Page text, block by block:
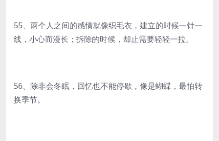
55、两个人之间的感情就像织毛衣，建立的时候一针一
线，小心而漫长；拆除的时候，却止需要轻轻一拉。
56、除非会冬眠，回忆也不能停歇，像是蝴蝶，最怕转
换季节。